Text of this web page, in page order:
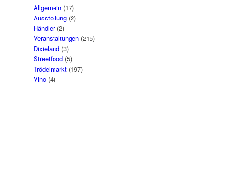
Allgemein (17)
Ausstellung (2)
Händler(2)
Veranstaltungen (215)
Dixieland (3)
Streetfood (5)
Trödelmarkt (197)
Vino (4)